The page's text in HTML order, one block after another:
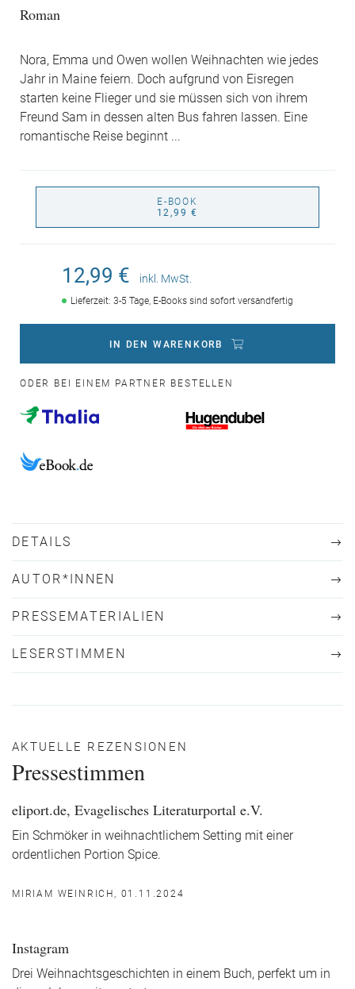
Roman
Nora, Emma und Owen wollen Weihnachten wie jedes
Jahr in Maine feiern. Doch aufgrund von Eisregen
starten keine Flieger und sie müssen sich von ihrem
Freund Sam in dessen alten Bus fahren lassen. Eine
romantische Reise beginnt ...
E-BOOK
12,99 €
12,99 € inkl. MwSt.
Lieferzeit: 3-5 Tage, E-Books sind sofort versandfertig
IN DEN WARENKORB
ODER BEI EINEM PARTNER BESTELLEN
DETAILS
AUTOR*INNEN
PRESSEMATERIALIEN
LESERSTIMMEN
AKTUELLE REZENSIONEN
Pressestimmen
eliport.de, Evagelisches Literaturportal e.V.
Ein Schmöker in weihnachtlichem Setting mit einer
ordentlichen Portion Spice.
MIRIAM WEINRICH, 01.11.2024
Instagram
Drei Weihnachtsgeschichten in einem Buch, perfekt um in